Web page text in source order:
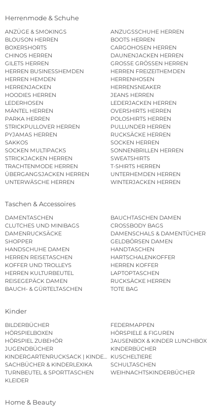
Herrenmode & Schuhe
ANZÜGE & SMOKINGS
ANZUGSSCHUHE HERREN
BLOUSON HERREN
BOOTS HERREN
BOXERSHORTS
CARGOHOSEN HERREN
CHINOS HERREN
DAUNENJACKEN HERREN
GILETS HERREN
GROSSE GRÖSSEN HERREN
HERREN BUSINESSHEMDEN
HERREN FREIZEITHEMDEN
HERREN HEMDEN
HERRENHOSEN
HERRENJACKEN
HERRENSNEAKER
HOODIES HERREN
JEANS HERREN
LEDERHOSEN
LEDERJACKEN HERREN
MÄNTEL HERREN
OVERSHIRTS HERREN
PARKA HERREN
POLOSHIRTS HERREN
STRICKPULLOVER HERREN
PULLUNDER HERREN
PYJAMAS HERREN
RUCKSÄCKE HERREN
SAKKOS
SOCKEN HERREN
SOCKEN MULTIPACKS
SONNENBRILLEN HERREN
STRICKJACKEN HERREN
SWEATSHIRTS
TRACHTENMODE HERREN
T-SHIRTS HERREN
ÜBERGANGSJACKEN HERREN
UNTERHEMDEN HERREN
UNTERWÄSCHE HERREN
WINTERJACKEN HERREN
Taschen & Accessoires
DAMENTASCHEN
BAUCHTASCHEN DAMEN
CLUTCHES UND MINIBAGS
CROSSBODY BAGS
DAMENRUCKSÄCKE
DAMENSCHALS & DAMENTÜCHER
SHOPPER
GELDBÖRSEN DAMEN
HANDSCHUHE DAMEN
HANDTASCHEN
HERREN REISETASCHEN
HARTSCHALENKOFFER
KOFFER UND TROLLEYS
HERREN KOFFER
HERREN KULTURBEUTEL
LAPTOPTASCHEN
REISEGEPÄCK DAMEN
RUCKSÄCKE HERREN
BAUCH- & GÜRTELTASCHEN
TOTE BAG
Kinder
BILDERBÜCHER
FEDERMAPPEN
HÖRSPIELBOXEN
HÖRSPIELE & FIGUREN
HÖRSPIEL ZUBEHÖR
JAUSENBOX & KINDER LUNCHBOX
JUGENDBÜCHER
KINDERBÜCHER
KINDERGARTENRUCKSACK | KINDERGARTENBEUTEL
KUSCHELTIERE
SACHBÜCHER & KINDERLEXIKA
SCHULTASCHEN
TURNBEUTEL & SPORTTASCHEN
WEIHNACHTSKINDERBÜCHER
KLEIDER
Home & Beauty